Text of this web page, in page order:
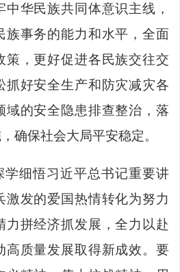
华民族共同体意识主线，
族事务的能力和水平，全面
策，更好促进各民族交往交
抓好安全生产和防灾减灾各
域的安全隐患排查整治，落
确保社会大局平安稳定。
学细悟习近平总书记重要讲
激发的爱国热情转化为努力
力拼经济抓发展，全力以赴
高质量发展取得新成效。要